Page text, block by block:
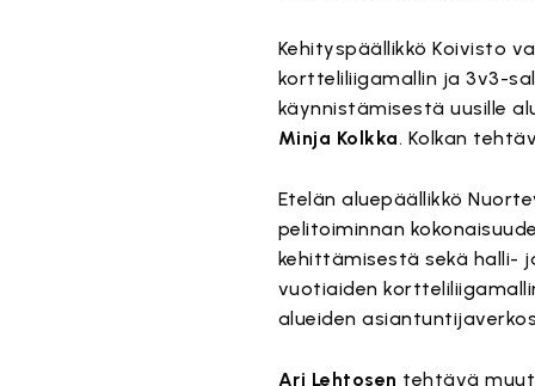
Kehityspäällikkö Koivisto
kortteliliigamallin ja 3v3-
käynnistämisestä uusille
Minja Kolkka. Kolkan
Etelän aluepäällikkö
pelitoiminnan
kehittämisestä sekä halli-
vuotiaiden
alueiden
Ari Lehtosen tehtävä